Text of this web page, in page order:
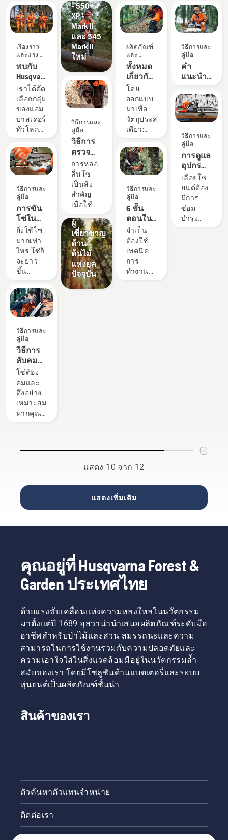
เรื่องราว
และแรง
บันดาลใจ
พบกับ
Husqvarna
H-Team -
ผู้ใช้ที่
คาดหวัง
ประสิทธิภาพ
สูงสุด
เราได้คัด
เลือกกลุ่ม
ของแอม
บาสเดอร์
ทั่วโลกที่
สูงและ
ได้รับการ
ยอมรับ
อาชีพ
ด้านป่า
ไม้และ
สวนที่ดี
ที่สุดใน
ประเทศ
พวกเขา
คือ H-
Team
และพวก
เขาคือผู้
ใช้ที่มี
ต้องการ
สูงที่สุด
ของเรา
วิธีการและ
คู่มือ
การขัน
โซ่ใน
เลื่อยโซ่
ยนต์ฮุ
สวาน่า
ให้แน่น
ยิ่งใช้โซ่
มากเท่า
ไหร่ โซ่ก็
จะยาว
ขึ้น
โซ่ที่
หย่อน
อาจหลุด
ทำให้เกิด
การบาด
เจ็บสาหัส
หรือเป็น
อันตราย
ถึงแก่
ชีวิตได้
จึงจำเป็น
ที่จะต้อง
สอบ
ความตึง
ของโซ่
เติมเชื้อ
ใหม่จะมี
ช่วงระยะ
เวลาช่วง
การปรับ
สภาพให้
เข้าที่ จึง
ควร
ตรวจ
สอบ
ความตึง
ครั้งขึ้น
วิธีการและ
คู่มือ
วิธีการ
ลับคม
โซ่เลื่อย
โซ่ยนต์
โซ่ต้อง
คมและ
ตึงอย่าง
เหมาะสม
หากคุณ
ประสิทธิภาพ
แม่นยำ
การใช้เก
จตะไบจะ
ทำให้โซ่
ขึ้น
- 550
XP®
Mark II
และ 545
Mark II
ใหม่
วิธีการและ
คู่มือ
วิธีการ
ตรวจ
สอบ
ว่าการ
หล่อลื่น
โซ่
ทำงาน
โซ่ยนต์
ของคุณ
หรือไม่
การหล่อ
ลื่นโซ่
เป็นสิ่ง
สำคัญ
เมื่อใช้
ยนต์เพื่อ
ป้องกัน
ไม่ให้โซ่
ของเลื่อย
โซ่ยนต์
เกิดความ
ร้อนสูง
จะช่วย
การใช้
บังคับโซ่
และโซ่
สั้นๆ นี้
เพื่อเรียน
รู้วิธีการ
ตรวจ
ระบบ
หล่อลื่น
โซ่ของ
เลื่อยโซ่
ยนต์ของ
คุณ
ทำงาน
ได้อย่าง
ให้ตรวจ
ตรวจดู
ให้แน่ใจ
โซ่ปิด
การ
เรื่องราว
และแรง
บันดาลใจ
Husqvarna
Tree
Talks:
ผู้
เชี่ยวชาญ
ด้าน
ต้นไม้
แห่งยุค
ปัจจุบัน
ผลิตภัณฑ์
และ
นวัตกรรม
ทั้งหมด
เกี่ยวกับ
ผลลัพธ์:
ขอ
แนะนำ
โซ่เลื่อย
Husqvarna
โดย
ออกแบบ
มาเพื่อ
วัตถุประสงค์
เดียว:
ปรับปรุง
ประสิทธิภาพ
เลื่อยโซ่
สวาน่า
และดัง
นั้นจึง
เพิ่ม
ผลลัพธ์
ของคุณ
ให้สูงสุด
นี่คือวิธี
การ
วิธีการและ
คู่มือ
6 ขั้น
ตอนใน
การโค่น
ต้นไม้ให้
สำเร็จ
จำเป็น
ต้องใช้
เทคนิค
การ
ทำงานที่
วิธีการและ
คู่มือ
คำ
แนะนำ
ตะไบ
และ
อุปกรณ์
วิธีการและ
คู่มือ
การดูแล
อุปกรณ์
ตัดของ
คุณ
เลื่อยโซ่
ยนต์ต้อง
มีการ
ซ่อม
บำรุง
แสดง 10 จาก 12
แสดงเพิ่มเติม
คุณอยู่ที่ Husqvarna Forest &
Garden ประเทศไทย
ด้วยแรงขับเคลื่อนแห่งความหลงใหลในนวัตกรรม
มาตั้งแต่ปี 1689 ฮุสวาน่านำเสนอผลิตภัณฑ์ระดับมือ
อาชีพสำหรับป่าไม้และสวน สมรรถนะและความ
สามารถในการใช้งานรวมกับความปลอดภัยและ
ความเอาใจใส่ในสิ่งแวดล้อมมีอยู่ในนวัตกรรมล้ำ
สมัยของเรา โดยมีโซลูชันด้านแบตเตอรี่และระบบ
หุ่นยนต์เป็นผลิตภัณฑ์ชั้นนำ
สินค้าของเรา
ตัวค้นหาตัวแทนจำหน่าย
ติดต่อเรา
ข่าวสารและกิจกรรม